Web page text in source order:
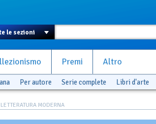
Premi Altro
Per autore Serie complete Libri d'arte
MODERNA